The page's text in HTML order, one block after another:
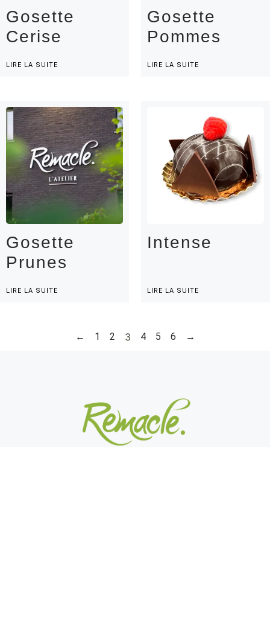
Gosette
Cerise
LIRE LA SUITE
Gosette
Pommes
LIRE LA SUITE
Gosette
Prunes
LIRE LA SUITE
Intense
LIRE LA SUITE
← 1 2 3 4 5 6 →